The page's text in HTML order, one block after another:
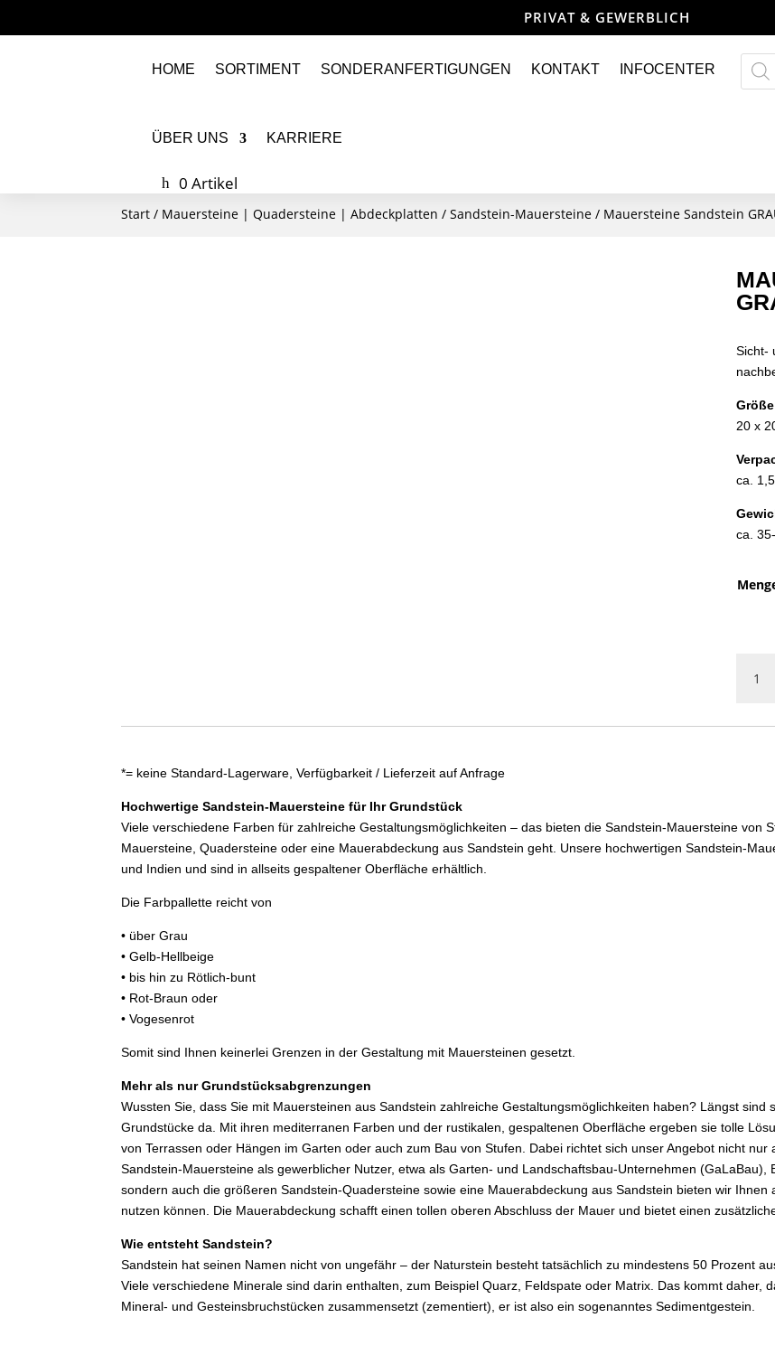
PRIVAT & GEWERBLICH
HOME SORTIMENT SONDERANFERTIGUNGEN KONTAKT INFOCENTER
ÜBER UNS KARRIERE
0 Artikel
Start / Mauersteine | Quadersteine | Abdeckplatten /Sandstein-Mauersteine / Mauersteine Sandstein
Sicht-
20 x
ca.
ca.
GELB,
*= keine Standard-Lagerware, Verfügbarkeit / Lieferzeit auf Anfrage
Hochwertige Sandstein-Mauersteine für Ihr Grundstück
Viele verschiedene Farben für zahlreiche Gestaltungsmöglichkeiten – das bieten die Sandstein-Mauersteine von
Mauersteine, Quadersteine oder eine Mauerabdeckung aus Sandstein geht. Unsere hochwertigen Sandstein-
und Indien und sind in allseits gespaltener Oberfläche erhältlich.
Die Farbpallette reicht von
• über Grau
• Gelb-Hellbeige
• bis hin zu Rötlich-bunt
• Rot-Braun oder
• Vogesenrot
Somit sind Ihnen keinerlei Grenzen in der Gestaltung mit Mauersteinen gesetzt.
Mehr als nur Grundstücksabgrenzungen
Wussten Sie, dass Sie mit Mauersteinen aus Sandstein zahlreiche Gestaltungsmöglichkeiten haben? Längst sind
Grundstücke da. Mit ihren mediterranen Farben und der rustikalen, gespaltenen Oberfläche ergeben sie tolle
von Terrassen oder Hängen im Garten oder auch zum Bau von Stufen. Dabei richtet sich unser Angebot nicht
Sandstein-Mauersteine als gewerblicher Nutzer, etwa als Garten- und Landschaftsbau-Unternehmen (GaLaBau),
sondern auch die größeren Sandstein-Quadersteine sowie eine Mauerabdeckung aus Sandstein bieten wir
nutzen können. Die Mauerabdeckung schafft einen tollen oberen Abschluss der Mauer und bietet einen
Wie entsteht Sandstein?
Sandstein hat seinen Namen nicht von ungefähr – der Naturstein besteht tatsächlich zu mindestens 50 Prozent
Viele verschiedene Minerale sind darin enthalten, zum Beispiel Quarz, Feldspate oder Matrix. Das kommt daher,
Mineral- und Gesteinsbruchstücken zusammensetzt (zementiert), er ist also ein sogenanntes Sedimentgestein.